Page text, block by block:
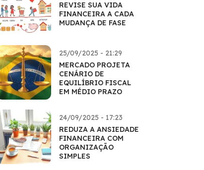
REVISE SUA VIDA
FINANCEIRA A CADA
MUDANÇA DE FASE
25/09/2025 - 21:29
MERCADO PROJETA
CENÁRIO DE
EQUILÍBRIO FISCAL
EM MÉDIO PRAZO
24/09/2025 - 17:23
REDUZA A ANSIEDADE
FINANCEIRA COM
ORGANIZAÇÃO
SIMPLES